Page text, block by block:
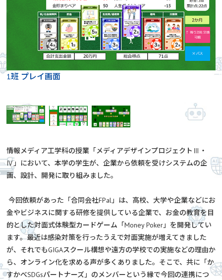
1班 プレイ画面
情報メディア工学科の授業「メディアデザインプロジェクトⅢ・
Ⅳ」において、本学の学生が、企業から依頼を受けシステムの企
画、設計、開発に取り組みました。
今回依頼があった「合同会社FPal」は、高校、大学や企業などにお
金やビジネスに関する研修を提供している企業で、お金の教育を目
的とした対面式体験型カードゲーム「Money Poker」を開発してい
ます。最近は感染対策を行ったうえで対面実施が増えてきました
が、それでもGIGAスクール構想や遠方の学校での実施などの理由か
ら、オンライン化を求める声が多くありました。そこで、共に「か
すかべSDGsパートナーズ」のメンバーという縁で今回の連携につ